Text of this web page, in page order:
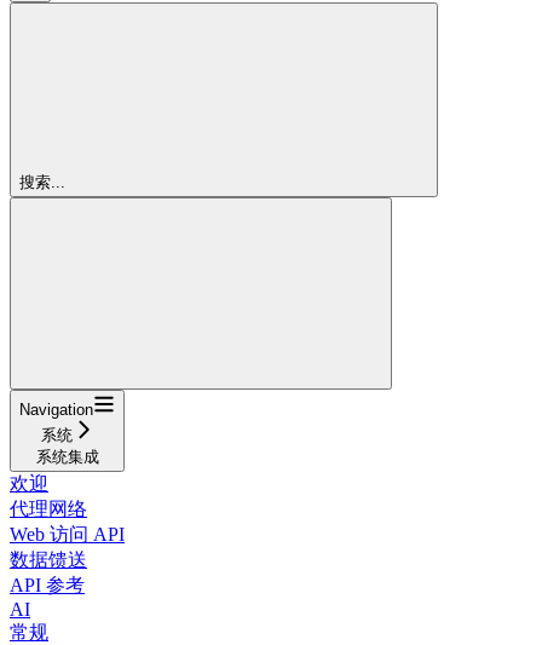
搜索...
Navigation
系统
系统集成
欢迎
代理网络
Web 访问 API
数据馈送
API 参考
AI
常规